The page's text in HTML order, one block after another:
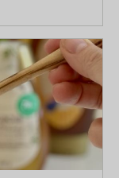
höga och
sig
året.
overall
att den inte